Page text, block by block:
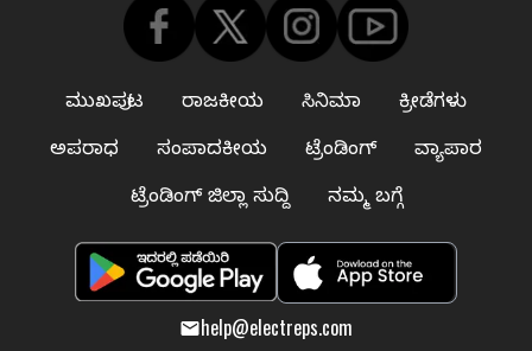
ಮುಖಪುಟ ರಾಜಕೀಯ ಸಿನಿಮಾ
ಕ್ರೀಡೆಗಳು
ಅಪರಾಧ
ಸಂಪಾದಕೀಯ ಟ್ರೆಂಡಿಂಗ್
ವ್ಯಾಪಾರ
ಟ್ರೆಂಡಿಂಗ್ ಜಿಲ್ಲಾ ಸುದ್ದಿ
ನಮ್ಮ ಬಗ್ಗೆ
help@electreps.com